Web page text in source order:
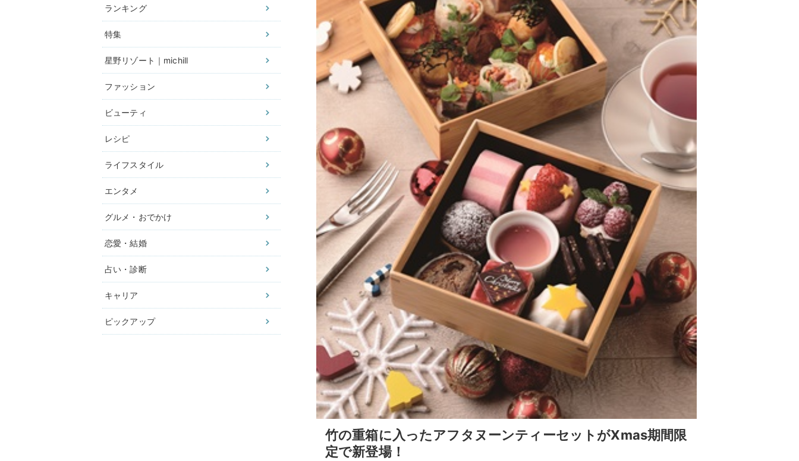
ランキング
特集
星野リゾート｜michill
ファッション
ビューティ
レシピ
ライフスタイル
エンタメ
グルメ・おでかけ
恋愛・結婚
占い・診断
キャリア
ピックアップ
竹の重箱に入ったアフタヌーンティーセットがXmas期間限
定で新登場！